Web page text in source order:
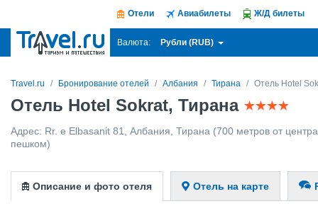
Отели Авиабилеты Ж/Д билеты
Валюта: Рубли (RUB)
Travel.ru Бронирование отелей Албания Тирана Отель Hotel
Отель Hotel Sokrat, Тирана
Адрес: Rr. e Elbasanit 81 Албания Тирана (700 метров от
пешком)
Описание и фото отеля Отель на карте